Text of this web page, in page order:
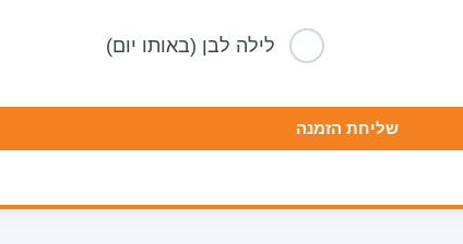
לילה לבן (באותו יום)
שליחת הזמנה